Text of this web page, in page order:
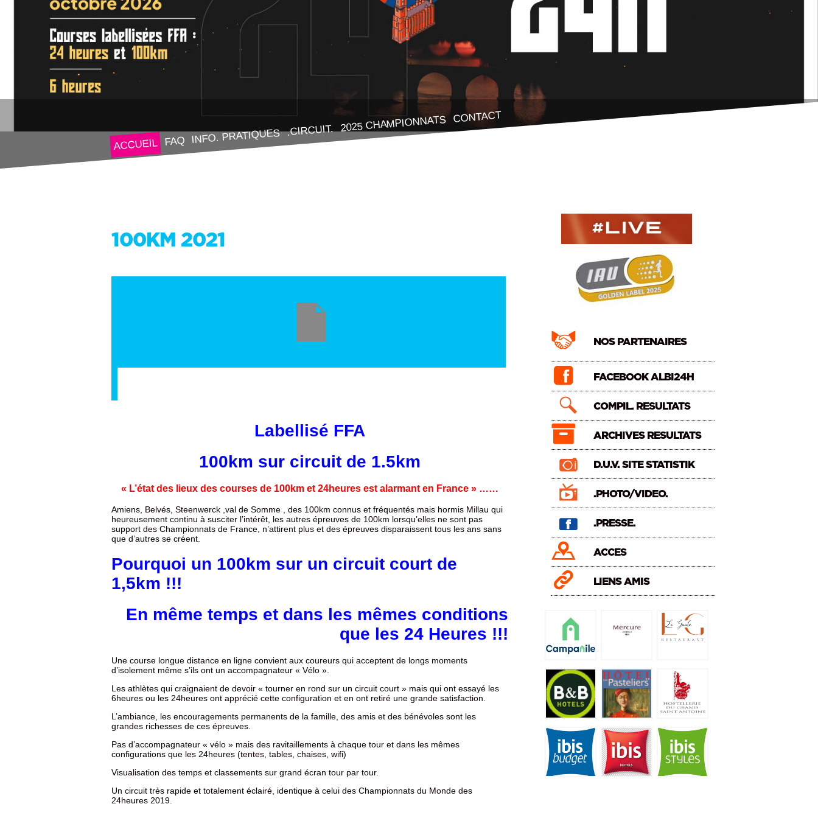
ACCUEIL FAQ INFO. PRATIQUES .CIRCUIT. 2025 CHAMPIONNATS CONTACT
100KM 2021
Labellisé FFA
100km sur circuit de 1.5km
« L’état des lieux des courses de 100km et 24heures est alarmant en France » ……
Amiens, Belvés, Steenwerck ,val de Somme , des 100km connus et fréquentés mais hormis Millau qui
heureusement continu à susciter l’intérêt, les autres épreuves de 100km lorsqu’elles ne sont pas
support des Championnats de France, n’attirent plus et des épreuves disparaissent tous les ans sans
que d’autres se créent.
Pourquoi un 100km sur un circuit court de
1,5km !!!
En même temps et dans les mêmes conditions
que les 24 Heures !!!
Une course longue distance en ligne convient aux coureurs qui acceptent de longs moments
d’isolement même s’ils ont un accompagnateur « Vélo ».
Les athlètes qui craignaient de devoir « tourner en rond sur un circuit court » mais qui ont essayé les
6heures ou les 24heures ont apprécié cette configuration et en ont retiré une grande satisfaction.
L’ambiance, les encouragements permanents de la famille, des amis et des bénévoles sont les
grandes richesses de ces épreuves.
Pas d’accompagnateur « vélo » mais des ravitaillements à chaque tour et dans les mêmes
configurations que les 24heures (tentes, tables, chaises, wifi)
Visualisation des temps et classements sur grand écran tour par tour.
Un circuit très rapide et totalement éclairé, identique à celui des Championnats du Monde des
24heures 2019.
NOS PARTENAIRES
FACEBOOK ALBI24H
COMPIL. RESULTATS
ARCHIVES RESULTATS
D.U.V. SITE STATISTIK
.PHOTO/VIDEO.
.PRESSE.
ACCES
LIENS AMIS